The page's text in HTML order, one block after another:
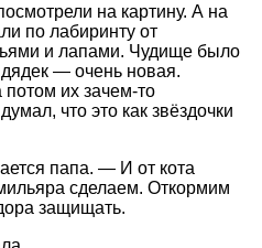
на картину. А на
по лабиринту от
и лапами. Чудище было
— очень новая.
их зачем-то
что это как звёздочки
папа. — И от кота
сделаем. Откормим
защищать.